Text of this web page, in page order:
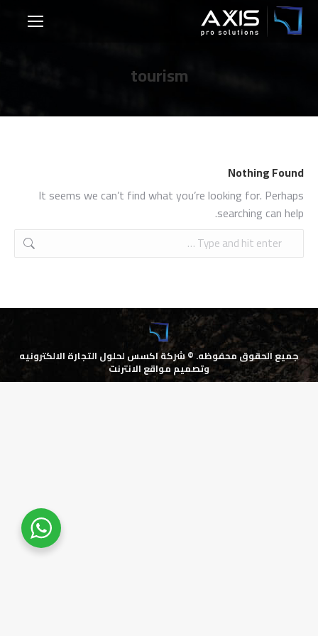
tourism
Nothing Found
It seems we can’t find what you’re looking for. Perhaps
searching can help.
Search:
جميع الحقوق محفوظه. ©شركة اكسس لحلول التجارة الالكترونيه
وتصميم مواقع الانترنت